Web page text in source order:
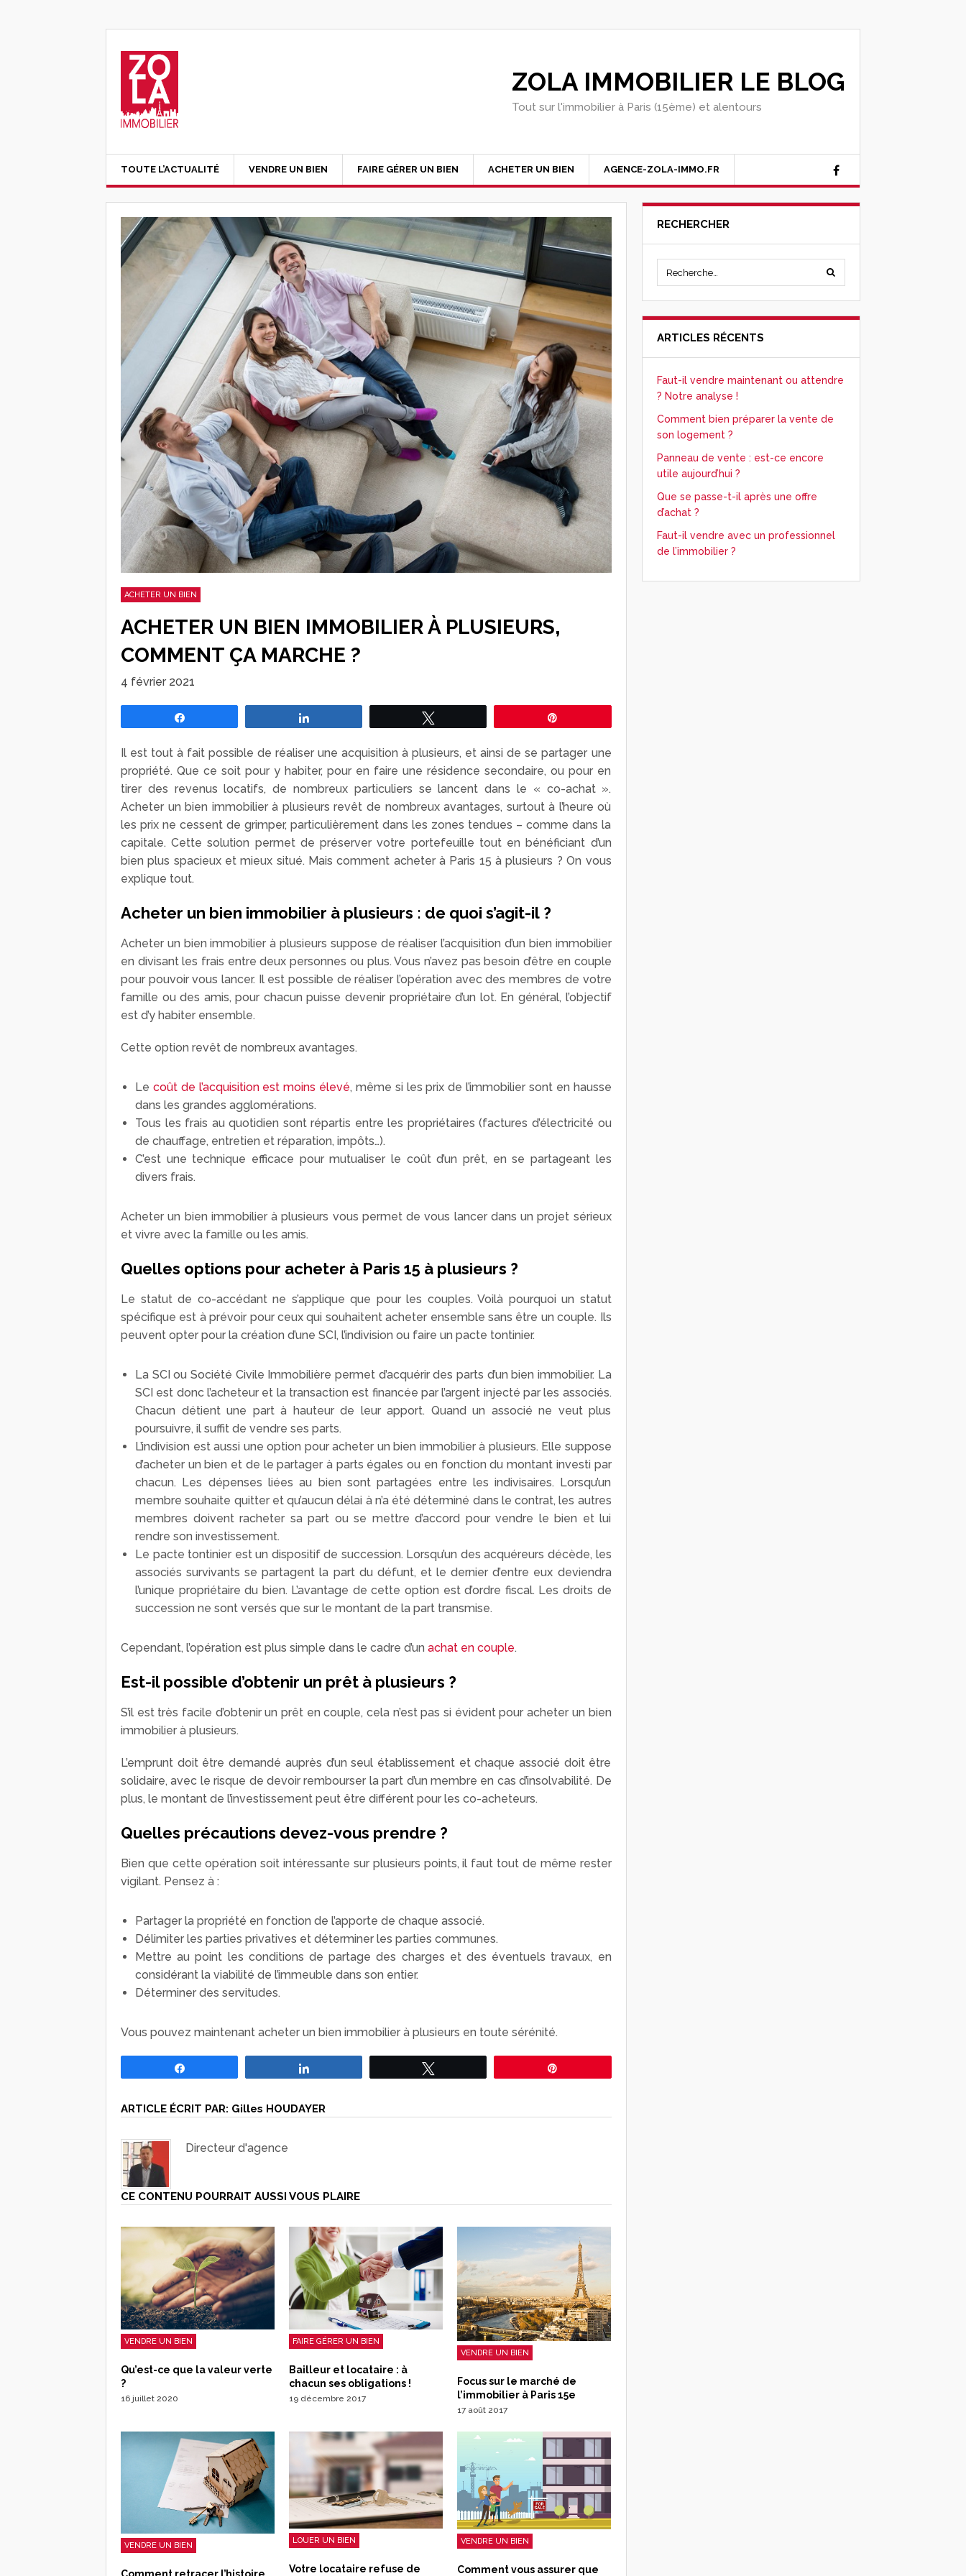
ZOLA IMMOBILIER LE BLOG
Tout sur l'immobilier à Paris (15ème) et alentours
TOUTE L’ACTUALITÉ VENDRE UN BIEN FAIRE GÉRER UN BIEN ACHETER UN BIEN AGENCE-ZOLA-IMMO.FR
ACHETER UN BIEN
ACHETER UN BIEN IMMOBILIER À PLUSIEURS,
COMMENT ÇA MARCHE ?
4 février 2021
Il est tout à fait possible de réaliser une acquisition à plusieurs, et ainsi de se partager une
propriété. Que ce soit pour y habiter, pour en faire une résidence secondaire, ou pour en
tirer des revenus locatifs, de nombreux particuliers se lancent dans le « co-achat ».
Acheter un bien immobilier à plusieurs revêt de nombreux avantages, surtout à l’heure où
les prix ne cessent de grimper, particulièrement dans les zones tendues – comme dans la
capitale. Cette solution permet de préserver votre portefeuille tout en bénéficiant d’un
bien plus spacieux et mieux situé. Mais comment acheter à Paris 15 à plusieurs ? On vous
explique tout.
Acheter un bien immobilier à plusieurs : de quoi s’agit-il ?
Acheter un bien immobilier à plusieurs suppose de réaliser l’acquisition d’un bien immobilier
en divisant les frais entre deux personnes ou plus. Vous n’avez pas besoin d’être en couple
pour pouvoir vous lancer. Il est possible de réaliser l’opération avec des membres de votre
famille ou des amis, pour chacun puisse devenir propriétaire d’un lot. En général, l’objectif
est d’y habiter ensemble.
Cette option revêt de nombreux avantages.
Le coût de l’acquisition est moins élevé, même si les prix de l’immobilier sont en hausse
dans les grandes agglomérations.
Tous les frais au quotidien sont répartis entre les propriétaires (factures d’électricité ou
de chauffage, entretien et réparation, impôts…).
C’est une technique efficace pour mutualiser le coût d’un prêt, en se partageant les
divers frais.
Acheter un bien immobilier à plusieurs vous permet de vous lancer dans un projet sérieux
et vivre avec la famille ou les amis.
Quelles options pour acheter à Paris 15 à plusieurs ?
Le statut de co-accédant ne s’applique que pour les couples. Voilà pourquoi un statut
spécifique est à prévoir pour ceux qui souhaitent acheter ensemble sans être un couple. Ils
peuvent opter pour la création d’une SCI, l’indivision ou faire un pacte tontinier.
La SCI ou Société Civile Immobilière permet d’acquérir des parts d’un bien immobilier. La
SCI est donc l’acheteur et la transaction est financée par l’argent injecté par les associés.
Chacun détient une part à hauteur de leur apport. Quand un associé ne veut plus
poursuivre, il suffit de vendre ses parts.
L’indivision est aussi une option pour acheter un bien immobilier à plusieurs. Elle suppose
d’acheter un bien et de le partager à parts égales ou en fonction du montant investi par
chacun. Les dépenses liées au bien sont partagées entre les indivisaires. Lorsqu’un
membre souhaite quitter et qu’aucun délai à n’a été déterminé dans le contrat, les autres
membres doivent racheter sa part ou se mettre d’accord pour vendre le bien et lui
rendre son investissement.
Le pacte tontinier est un dispositif de succession. Lorsqu’un des acquéreurs décède, les
associés survivants se partagent la part du défunt, et le dernier d’entre eux deviendra
l’unique propriétaire du bien. L’avantage de cette option est d’ordre fiscal. Les droits de
succession ne sont versés que sur le montant de la part transmise.
Cependant, l’opération est plus simple dans le cadre d’un achat en couple.
Est-il possible d’obtenir un prêt à plusieurs ?
S’il est très facile d’obtenir un prêt en couple, cela n’est pas si évident pour acheter un bien
immobilier à plusieurs.
L’emprunt doit être demandé auprès d’un seul établissement et chaque associé doit être
solidaire, avec le risque de devoir rembourser la part d’un membre en cas d’insolvabilité. De
plus, le montant de l’investissement peut être différent pour les co-acheteurs.
Quelles précautions devez-vous prendre ?
Bien que cette opération soit intéressante sur plusieurs points, il faut tout de même rester
vigilant. Pensez à :
Partager la propriété en fonction de l’apporte de chaque associé.
Délimiter les parties privatives et déterminer les parties communes.
Mettre au point les conditions de partage des charges et des éventuels travaux, en
considérant la viabilité de l’immeuble dans son entier.
Déterminer des servitudes.
Vous pouvez maintenant acheter un bien immobilier à plusieurs en toute sérénité.
ARTICLE ÉCRIT PAR: Gilles HOUDAYER
Directeur d'agence
CE CONTENU POURRAIT AUSSI VOUS PLAIRE
VENDRE UN BIEN
Qu’est-ce que la valeur verte
?
16 juillet 2020
FAIRE GÉRER UN BIEN
Bailleur et locataire : à
chacun ses obligations !
19 décembre 2017
VENDRE UN BIEN
Focus sur le marché de
l’immobilier à Paris 15e
17 août 2017
VENDRE UN BIEN
LOUER UN BIEN
Votre locataire refuse de
VENDRE UN BIEN
Comment vous assurer que
RECHERCHER
ARTICLES RÉCENTS
Faut-il vendre maintenant ou attendre
? Notre analyse !
Comment bien préparer la vente de
son logement ?
Panneau de vente : est-ce encore
utile aujourd’hui ?
Que se passe-t-il après une offre
d’achat ?
Faut-il vendre avec un professionnel
de l’immobilier ?